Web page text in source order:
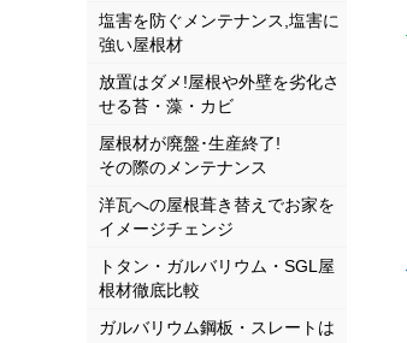
塩害を防ぐメンテナンス,塩害に
強い屋根材
放置はダメ!屋根や外壁を劣化さ
せる苔・藻・カビ
屋根材が廃盤･生産終了!
その際のメンテナンス
洋瓦への屋根葺き替えでお家を
イメージチェンジ
トタン・ガルバリウム・SGL屋
根材徹底比較
ガルバリウム鋼板・スレートは